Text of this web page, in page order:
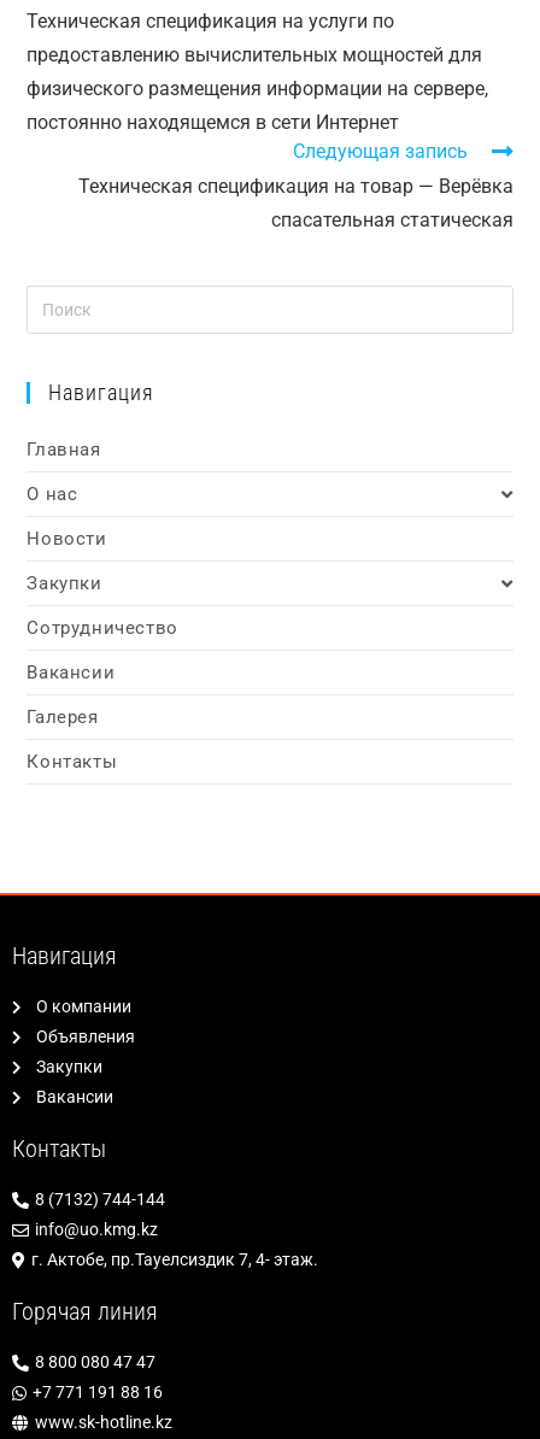
Техническая спецификация на услуги по
предоставлению вычислительных мощностей для
физического размещения информации на сервере,
постоянно находящемся в сети Интернет
Следующая запись
Техническая спецификация на товар — Верёвка
спасательная статическая
Навигация
Главная
О нас
Новости
Закупки
Сотрудничество
Вакансии
Галерея
Контакты
Навигация
О компании
Объявления
Закупки
Вакансии
Контакты
8 (7132) 744-144
info@uo.kmg.kz
г. Актобе, пр.Тауелсиздик 7, 4- этаж.
Горячая линия
8 800 080 47 47
+7 771 191 88 16
www.sk-hotline.kz